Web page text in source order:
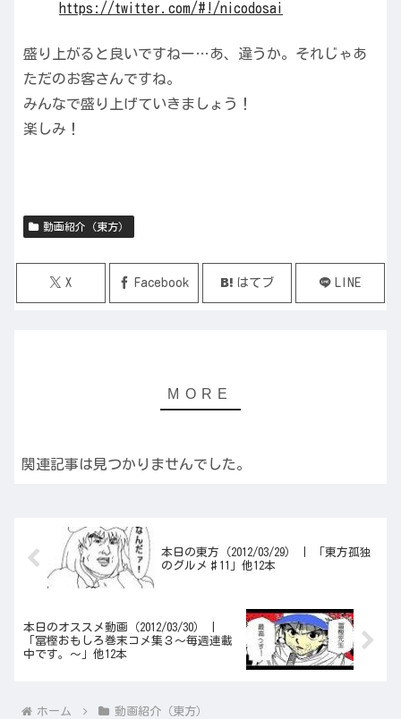
https://twitter.com/#!/nicodosai
盛り上がると良いですねー…あ、違うか。それじゃあ
ただのお客さんですね。
みんなで盛り上げていきましょう！
楽しみ！
動画紹介（東方）
X Facebook はてブ LINE
関連記事は見つかりませんでした。
本日の東方（2012/03/29） | 「東方孤独
のグルメ♯11」他12本
本日のオススメ動画（2012/03/30） |
「冨樫おもしろ巻末コメ集３～毎週連載
中です。～」他12本
ホーム 動画紹介（東方）